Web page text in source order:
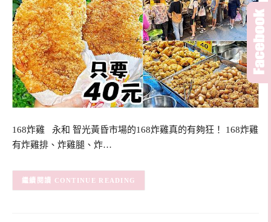
168炸雞 永和 智光黃昏市場的168炸雞真的有夠狂！ 168炸雞
有炸雞排、炸雞腿、炸…
CONTINUE READING